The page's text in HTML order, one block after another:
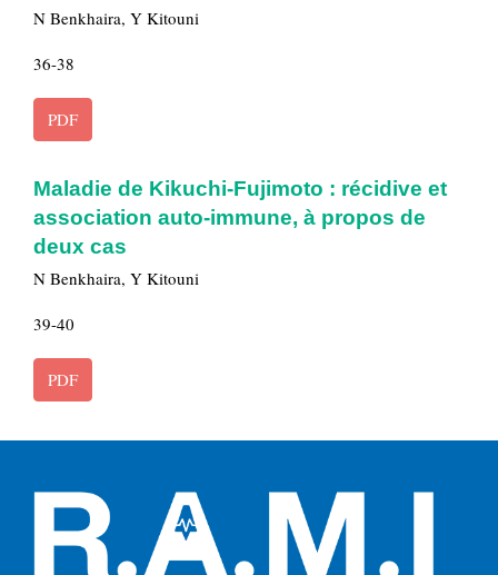
N Benkhaira, Y Kitouni
36-38
PDF
Maladie de Kikuchi-Fujimoto : récidive et
association auto-immune, à propos de
deux cas
N Benkhaira, Y Kitouni
39-40
PDF